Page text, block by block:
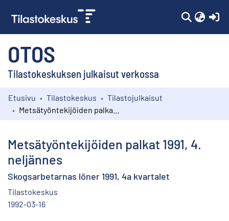
OTOS
Tilastokeskuksen julkaisut verkossa
Kokoelmat
Etusivu Tilastokeskus
Tilastojulkaisut
Metsätyöntekijöiden palkat 1991, 4.
neljännes
Skogsarbetarnas löner 1991, 4a kvartalet
Tilastokeskus
1992-03-16